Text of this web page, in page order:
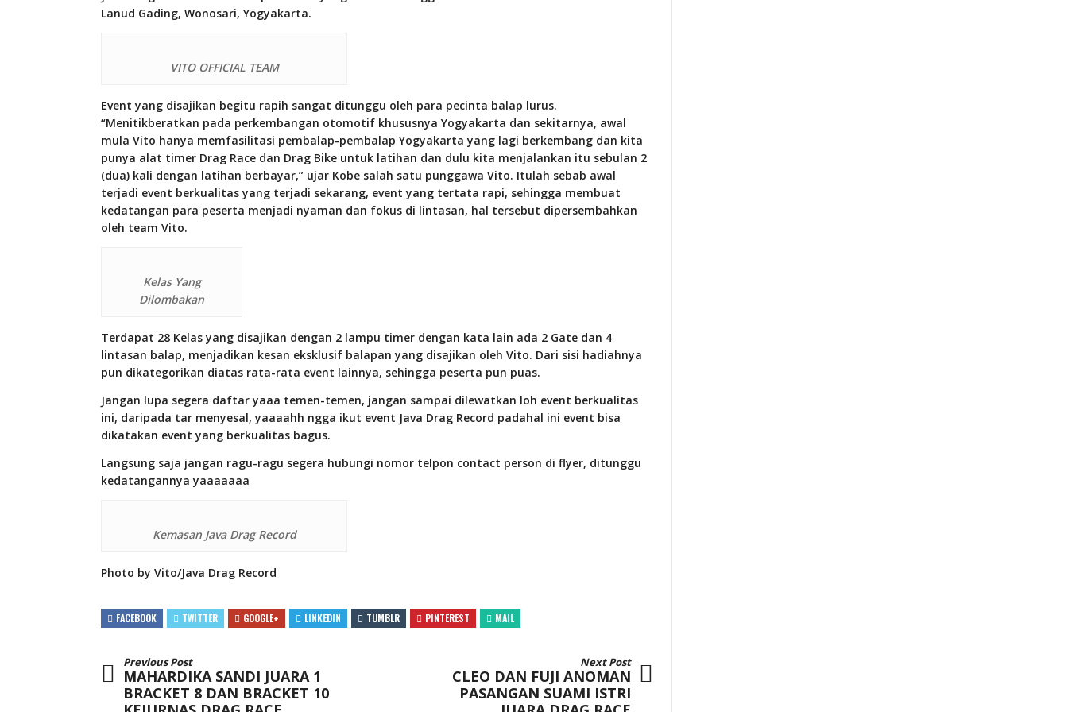
Lanud Gading, Wonosari, Yogyakarta.
VITO OFFICIAL TEAM
Event yang disajikan begitu rapih sangat ditunggu oleh para pecinta balap lurus.
“Menitikberatkan pada perkembangan otomotif khususnya Yogyakarta dan sekitarnya, awal
mula Vito hanya memfasilitasi pembalap-pembalap Yogyakarta yang lagi berkembang dan kita
punya alat timer Drag Race dan Drag Bike untuk latihan dan dulu kita menjalankan itu sebulan 2
(dua) kali dengan latihan berbayar,” ujar Kobe salah satu punggawa Vito. Itulah sebab awal
terjadi event berkualitas yang terjadi sekarang, event yang tertata rapi, sehingga membuat
kedatangan para peserta menjadi nyaman dan fokus di lintasan, hal tersebut dipersembahkan
oleh team Vito.
Kelas Yang
Dilombakan
Terdapat 28 Kelas yang disajikan dengan 2 lampu timer dengan kata lain ada 2 Gate dan 4
lintasan balap, menjadikan kesan eksklusif balapan yang disajikan oleh Vito. Dari sisi hadiahnya
pun dikategorikan diatas rata-rata event lainnya, sehingga peserta pun puas.
Jangan lupa segera daftar yaaa temen-temen, jangan sampai dilewatkan loh event berkualitas
ini, daripada tar menyesal, yaaaahh ngga ikut event Java Drag Record padahal ini event bisa
dikatakan event yang berkualitas bagus.
Langsung saja jangan ragu-ragu segera hubungi nomor telpon contact person di flyer, ditunggu
kedatangannya yaaaaaaa
Kemasan Java Drag Record
Photo by Vito/Java Drag Record
FACEBOOK TWITTER GOOGLE+ LINKEDIN TUMBLR PINTEREST MAIL
Previous Post
MAHARDIKA SANDI JUARA 1
BRACKET 8 DAN BRACKET 10
Next Post
CLEO DAN FUJI ANOMAN
PASANGAN SUAMI ISTRI